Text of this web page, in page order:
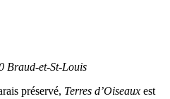
Braud-et-St-Louis
préservé, Terres d’Oiseaux est